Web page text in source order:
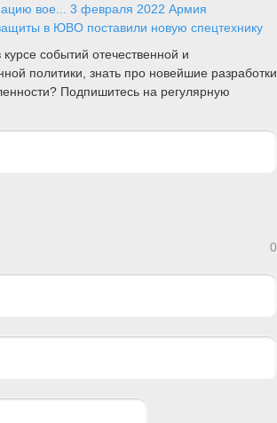
вое... 3 февраля 2022 Армия
в ЮВО поставили новую спецтехнику
курсе событий отечественной и
политики, знать про новейшие разработки
Подпишитесь на регулярную
0